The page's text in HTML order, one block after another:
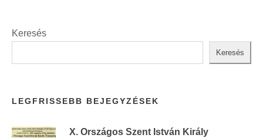
Keresés
Keresés
LEGFRISSEBB BEJEGYZÉSEK
X. Országos Szent István Király